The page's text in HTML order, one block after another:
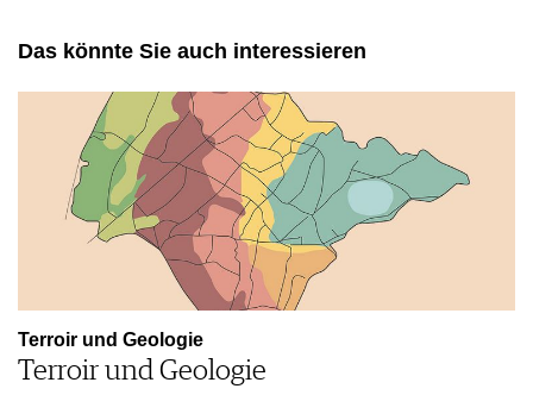
Das könnte Sie auch interessieren
Terroir und Geologie
Terroir und Geologie